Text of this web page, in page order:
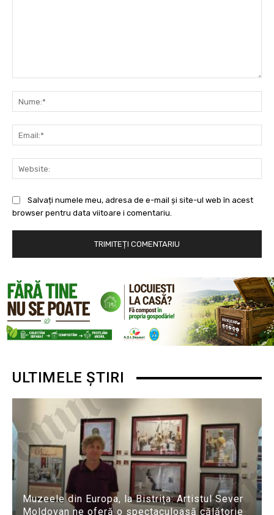
Salvați numele meu, adresa de e-mail și site-ul web în acest
browser pentru data viitoare i comentariu.
ULTIMELE ȘTIRI
Muzeele din Europa, la Bistrița: Artistul Sever
Moldovan ne oferă o spectaculoasă călătorie